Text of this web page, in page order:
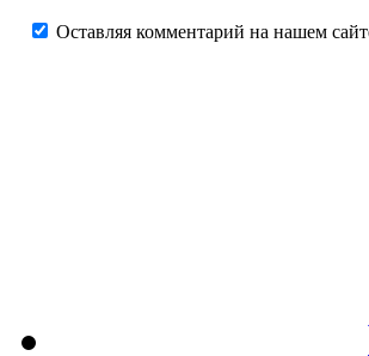
Оставляя комментарий на нашем